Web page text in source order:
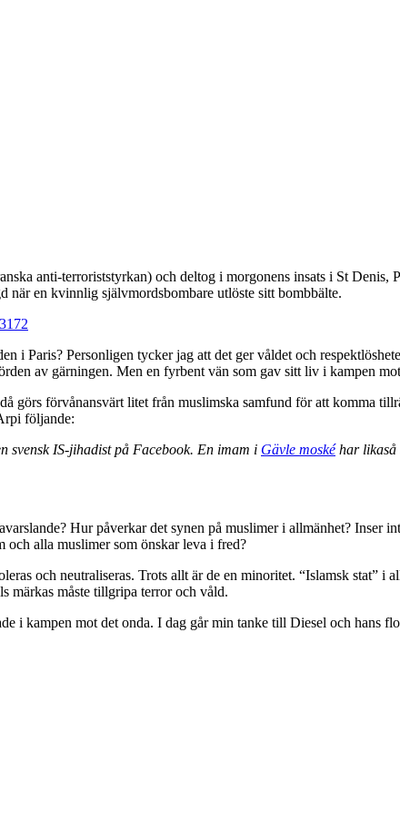
anti-terroriststyrkan) och deltog i morgonens insats i St Denis,
när en kvinnlig självmordsbombare utlöste sitt bombbälte.
i Paris? Personligen tycker jag att det ger våldet och
av gärningen. Men en fyrbent vän som gav sitt liv i kampen
görs förvånansvärt litet från muslimska samfund för att komma
följande:
svensk IS-jihadist på Facebook. En imam i Gävle moskéhar likaså
Hur påverkar det synen på muslimer i allmänhet? Inser
och alla muslimer som önskar leva i fred?
och neutraliseras. Trots allt är de en minoritet. “Islamsk stat” i
märkas måste tillgripa terror och våld.
i kampen mot det onda. I dag går min tanke till Diesel och hans